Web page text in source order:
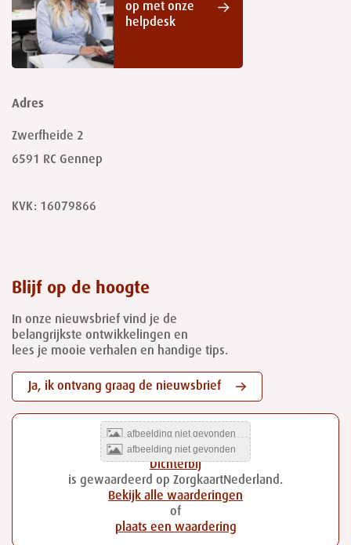
op met onze
helpdesk
Adres
Zwerfheide 2
6591 RC Gennep
KVK: 16079866
Blijf op de hoogte
In onze nieuwsbrief vind je de
belangrijkste ontwikkelingen en
lees je mooie verhalen en handige tips.
Ja, ik ontvang graag de nieuwsbrief
Dichterbij
is gewaardeerd op ZorgkaartNederland.
Bekijk alle waarderingen
of
plaats een waardering